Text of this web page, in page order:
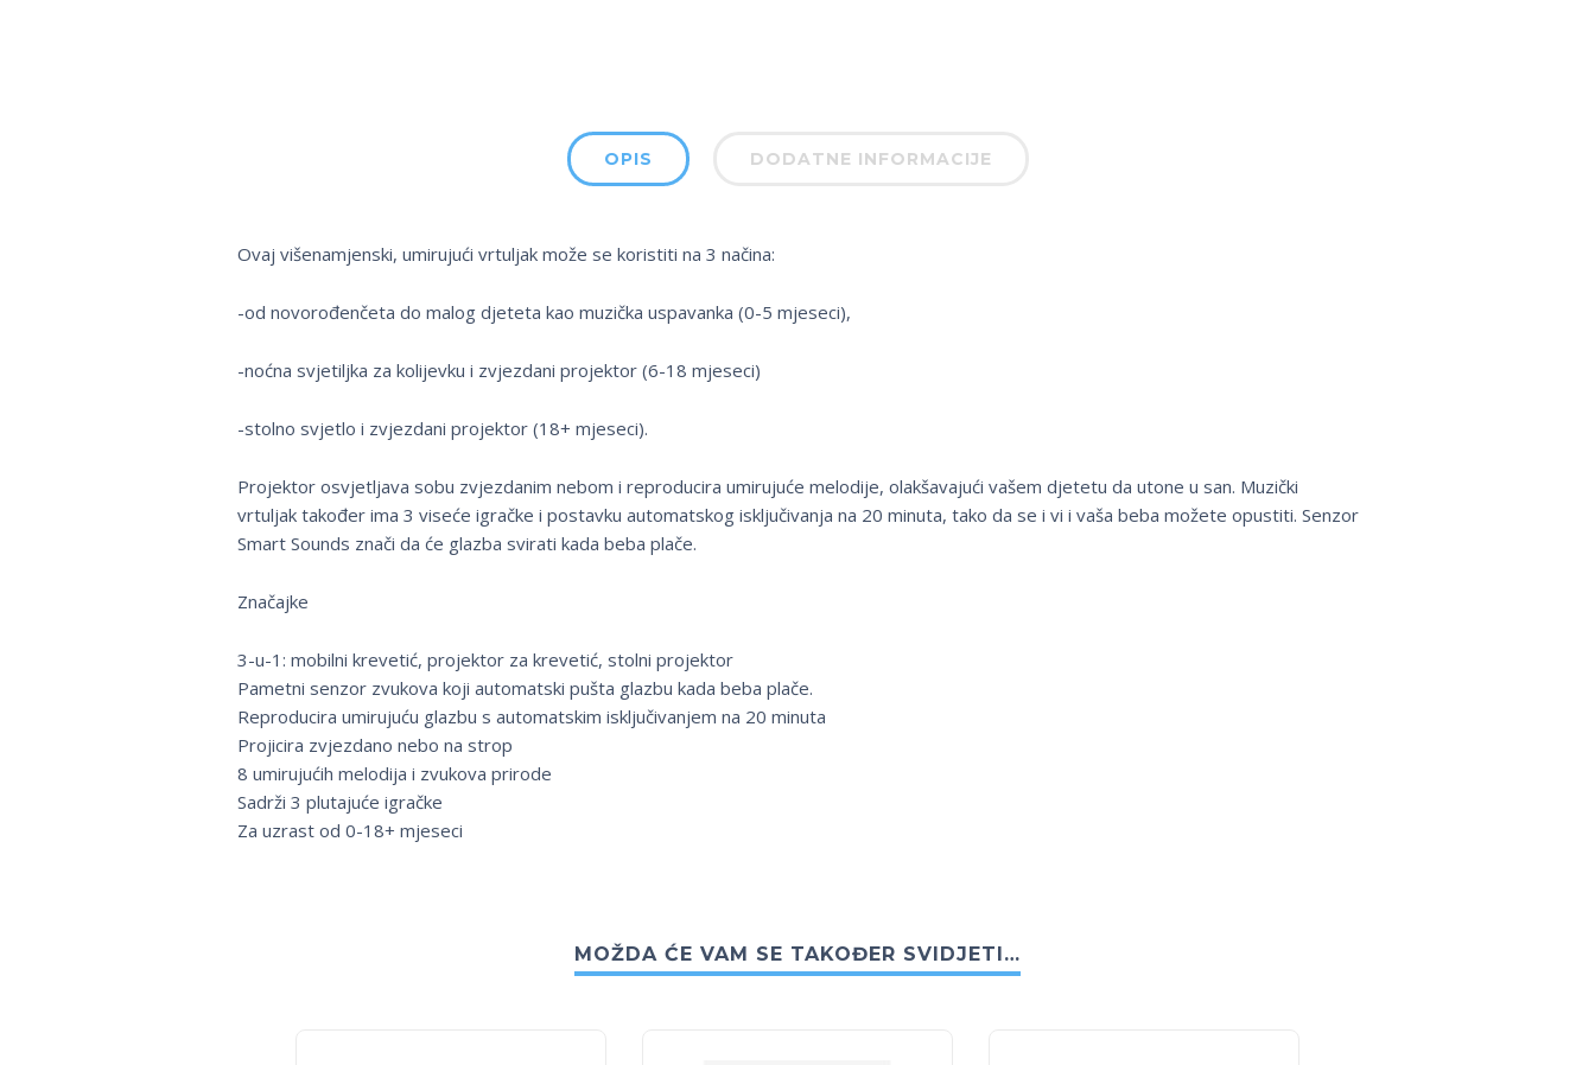
OPIS DODATNE INFORMACIJE
Ovaj višenamjenski, umirujući vrtuljak može se koristiti na 3 načina:
-od novorođenčeta do malog djeteta kao muzička uspavanka (0-5 mjeseci),
-noćna svjetiljka za kolijevku i zvjezdani projektor (6-18 mjeseci)
-stolno svjetlo i zvjezdani projektor (18+ mjeseci).
Projektor osvjetljava sobu zvjezdanim nebom i reproducira umirujuće melodije, olakšavajući vašem djetetu da utone u san. Muzički
vrtuljak također ima 3 viseće igračke i postavku automatskog isključivanja na 20 minuta, tako da se i vi i vaša beba možete opustiti. Senzor
Smart Sounds znači da će glazba svirati kada beba plače.
Značajke
3-u-1: mobilni krevetić, projektor za krevetić, stolni projektor
Pametni senzor zvukova koji automatski pušta glazbu kada beba plače.
Reproducira umirujuću glazbu s automatskim isključivanjem na 20 minuta
Projicira zvjezdano nebo na strop
8 umirujućih melodija i zvukova prirode
Sadrži 3 plutajuće igračke
Za uzrast od 0-18+ mjeseci
MOŽDA ĆE VAM SE TAKOĐER SVIDJETI…